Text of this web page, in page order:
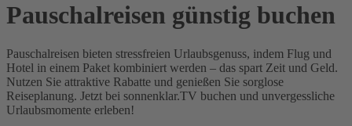
Pauschalreisen günstig buchen
Pauschalreisen bieten stressfreien Urlaubsgenuss, indem Flug und
Hotel in einem Paket kombiniert werden – das spart Zeit und Geld.
Nutzen Sie attraktive Rabatte und genießen Sie sorglose
Reiseplanung. Jetzt bei sonnenklar.TV buchen und unvergessliche
Urlaubsmomente erleben!